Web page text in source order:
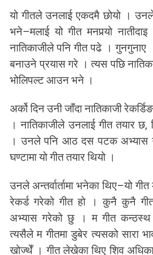
यो गीतले उनलाई एकदमै छोयो । उनले
भने–मलाई यो गीत मनपर्‍यो
नातिकाजीले पनि गीत पढे ।
बनाउने प्रयास गरे । त्यस पछि
भोलिपल्ट आउन भने ।
अर्को दिन उनी जाँदा नातिकाजी
। नातिकाजीले उनलाई गीत तयार छ,
। उनले पनि आठ दस पटक अभ्यास
घण्टामा यो गीत तयार थियो ।
उनले अन्तर्वार्तामा भनेका थिए–यो
रेकर्ड गरेको गीत हो । कुनै कुनै
अभ्यास गरेको छु । म गीत कन्ठस्थ
त्यसैले म गीतमा डुबेर त्यसको सारा
खोज्थेँ । गीत लेखेका थिए शिव